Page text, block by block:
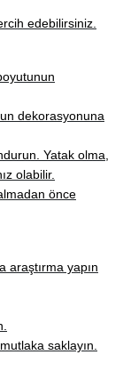
edebilirsiniz.
dekorasyonuna
Yatak olma,
olabilir.
önce
araştırma yapın
saklayın.